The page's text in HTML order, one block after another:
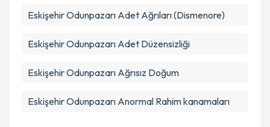
Eskişehir Odunpazarı Adet Ağrıları (Dismenore)
Eskişehir Odunpazarı Adet Düzensizliği
Eskişehir Odunpazarı Ağrısız Doğum
Eskişehir Odunpazarı Anormal Rahim kanamaları